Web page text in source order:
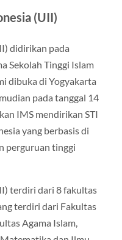
(UII)
didirikan pada
Sekolah Tinggi Islam
dibuka di Yogyakarta
pada tanggal 14
IMS mendirikan STI
yang berbasis di
perguruan tinggi
terdiri dari 8 fakultas
terdiri dari Fakultas
Agama Islam,